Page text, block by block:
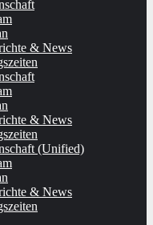
& News
& News
(Unified)
& News